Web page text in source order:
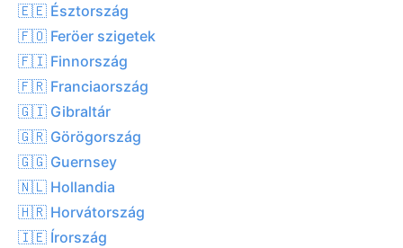
🇪🇪 Észtország
🇫🇴 Feröer szigetek
🇫🇮 Finnország
🇫🇷 Franciaország
🇬🇮 Gibraltár
🇬🇷 Görögország
🇬🇬 Guernsey
🇳🇱 Hollandia
🇭🇷 Horvátország
🇮🇪 Írország